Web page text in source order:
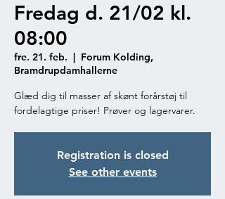
Fredag d. 21/02 kl.
08:00
fre. 21. feb.
  |
Forum Kolding,
Bramdrupdamhallerne
Glæd dig til masser af skønt forårstøj til
fordelagtige priser! Prøver og lagervarer.
Registration is closed
See other events